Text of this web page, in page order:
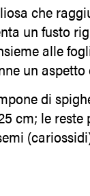
che
un fusto
alle
un
di
cm; le